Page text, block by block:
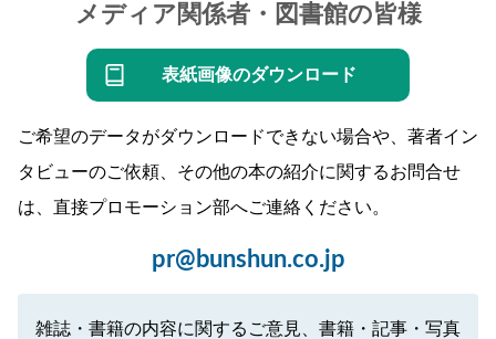
メディア関係者・図書館の皆様
表紙画像のダウンロード
ご希望のデータがダウンロードできない場合や、著者イン
タビューのご依頼、その他の本の紹介に関するお問合せ
は、直接プロモーション部へご連絡ください。
pr@bunshun.co.jp
雑誌・書籍の内容に関するご意見、書籍・記事・写真